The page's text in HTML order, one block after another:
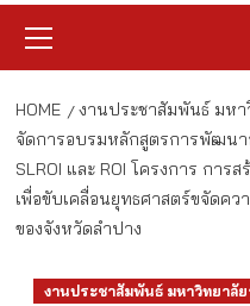
Menu
HOME งานประชาสัมพันธ์ มห
จัดการอบรมหลักสูตรการพัฒนา
SLROI และ ROI โครงการ กา
เพื่อขับเคลื่อนยุทธศาสตร์ขจัดคว
ของจังหวัดลำปาง
งานประชาสัมพันธ์ มหาวิทยาลั